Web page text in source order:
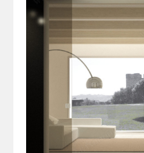
полотно весом до 205 кг.